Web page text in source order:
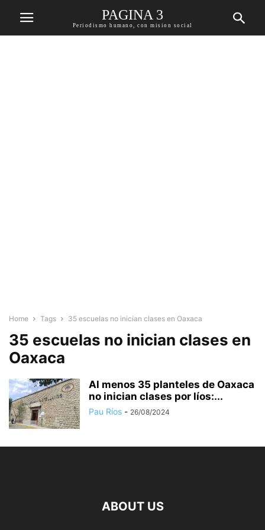
PAGINA 3
Periodismo humano, con mision social
Home Tags 35 escuelas no inician clases en Oaxaca
35 escuelas no inician clases en
Oaxaca
Al menos 35 planteles de Oaxaca
no inician clases por líos:...
Pau Ríos - 26/08/2024
ABOUT US